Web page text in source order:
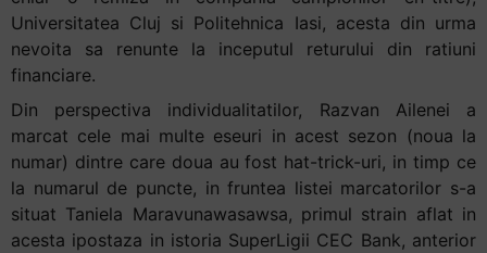
Universitatea Cluj si Politehnica Iasi, acesta din urma
nevoita sa renunte la inceputul returului din ratiuni
financiare.
Din perspectiva individualitatilor, Razvan Ailenei a
marcat cele mai multe eseuri in acest sezon (noua la
numar) dintre care doua au fost hat-trick-uri, in timp ce
la numarul de puncte, in fruntea listei marcatorilor s-a
situat Taniela Maravunawasawsa, primul strain aflat in
acesta ipostaza in istoria SuperLigii CEC Bank, anterior